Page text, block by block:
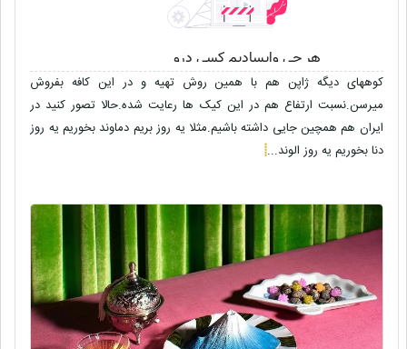
کوههای دیگه ژاپن هم با همین روش تهیه و در این کافه بفروش
میرسن.نسبت ارتفاع هم در این کیک ها رعایت شده.حالا تصور کنید در
ایران هم همچین جایی داشته باشیم.مثلا یه روز بریم دماوند بخوریم یه روز
دنا بخوریم یه روز الوند...